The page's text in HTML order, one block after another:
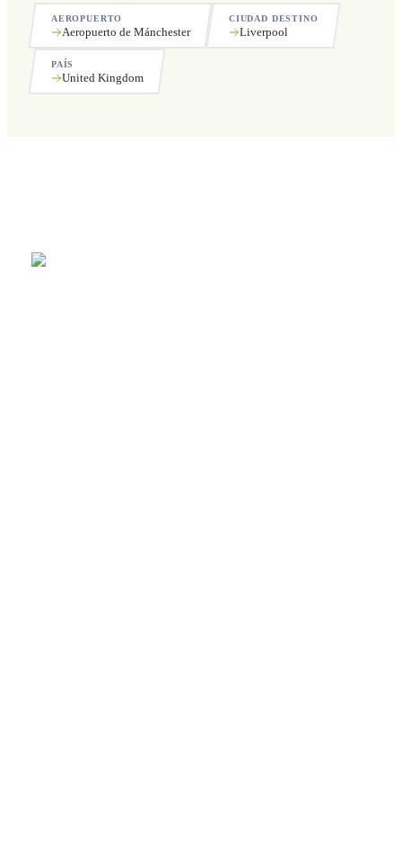
AEROPUERTO
Aeropuerto de Mánchester
CIUDAD DESTINO
Liverpool
PAÍS
United Kingdom